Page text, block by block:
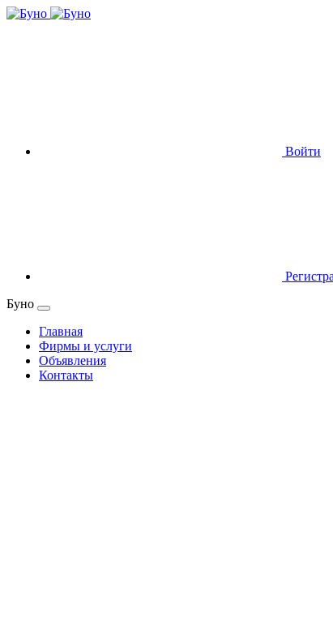
Войти
Буно
Главная
Фирмы и услуги
Объявления
Контакты